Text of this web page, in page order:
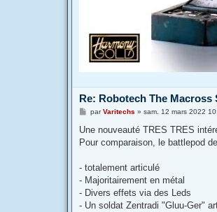
Re: Robotech The Macross
M
s
a
parVaritechs » sam. 12 mars 2022
Une nouveauté TRES TRES
Pour comparaison, le battlepod
- totalement articulé
- Majoritairement en métal
- Divers effets via des Leds
- Un soldat Zentradi "Gluu-Ger"